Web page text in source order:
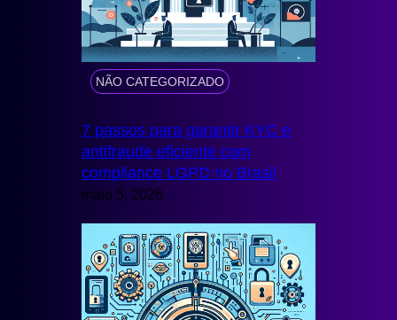
NÃO CATEGORIZADO
7 passos para garantir KYC e
antifraude eficiente com
compliance LGPD no Brasil
maio 5, 2026